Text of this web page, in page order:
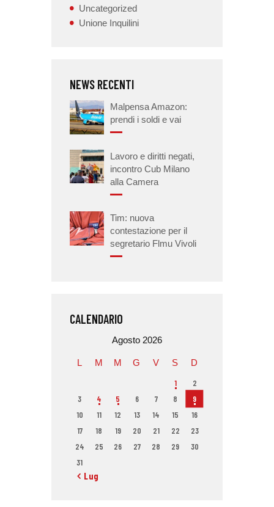
Uncategorized
Unione Inquilini
NEWS RECENTI
Malpensa Amazon:
prendi i soldi e vai
Lavoro e diritti negati,
incontro Cub Milano
alla Camera
Tim: nuova
contestazione per il
segretario Flmu Vivoli
CALENDARIO
Agosto 2026
L M M G V S D
1
2
3
4 5 6 7 8
9
10
11 12 13 14 15
16
17
18 19 20 21 22
23
24
25 26 27 28 29
30
31
« Lug